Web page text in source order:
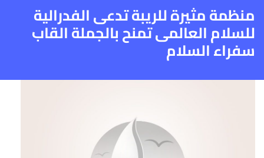
منظمة مثيرة للريبة تدعى الفدرالية
للسلام العالمى تمنح بالجملة القاب
سفراء السلام